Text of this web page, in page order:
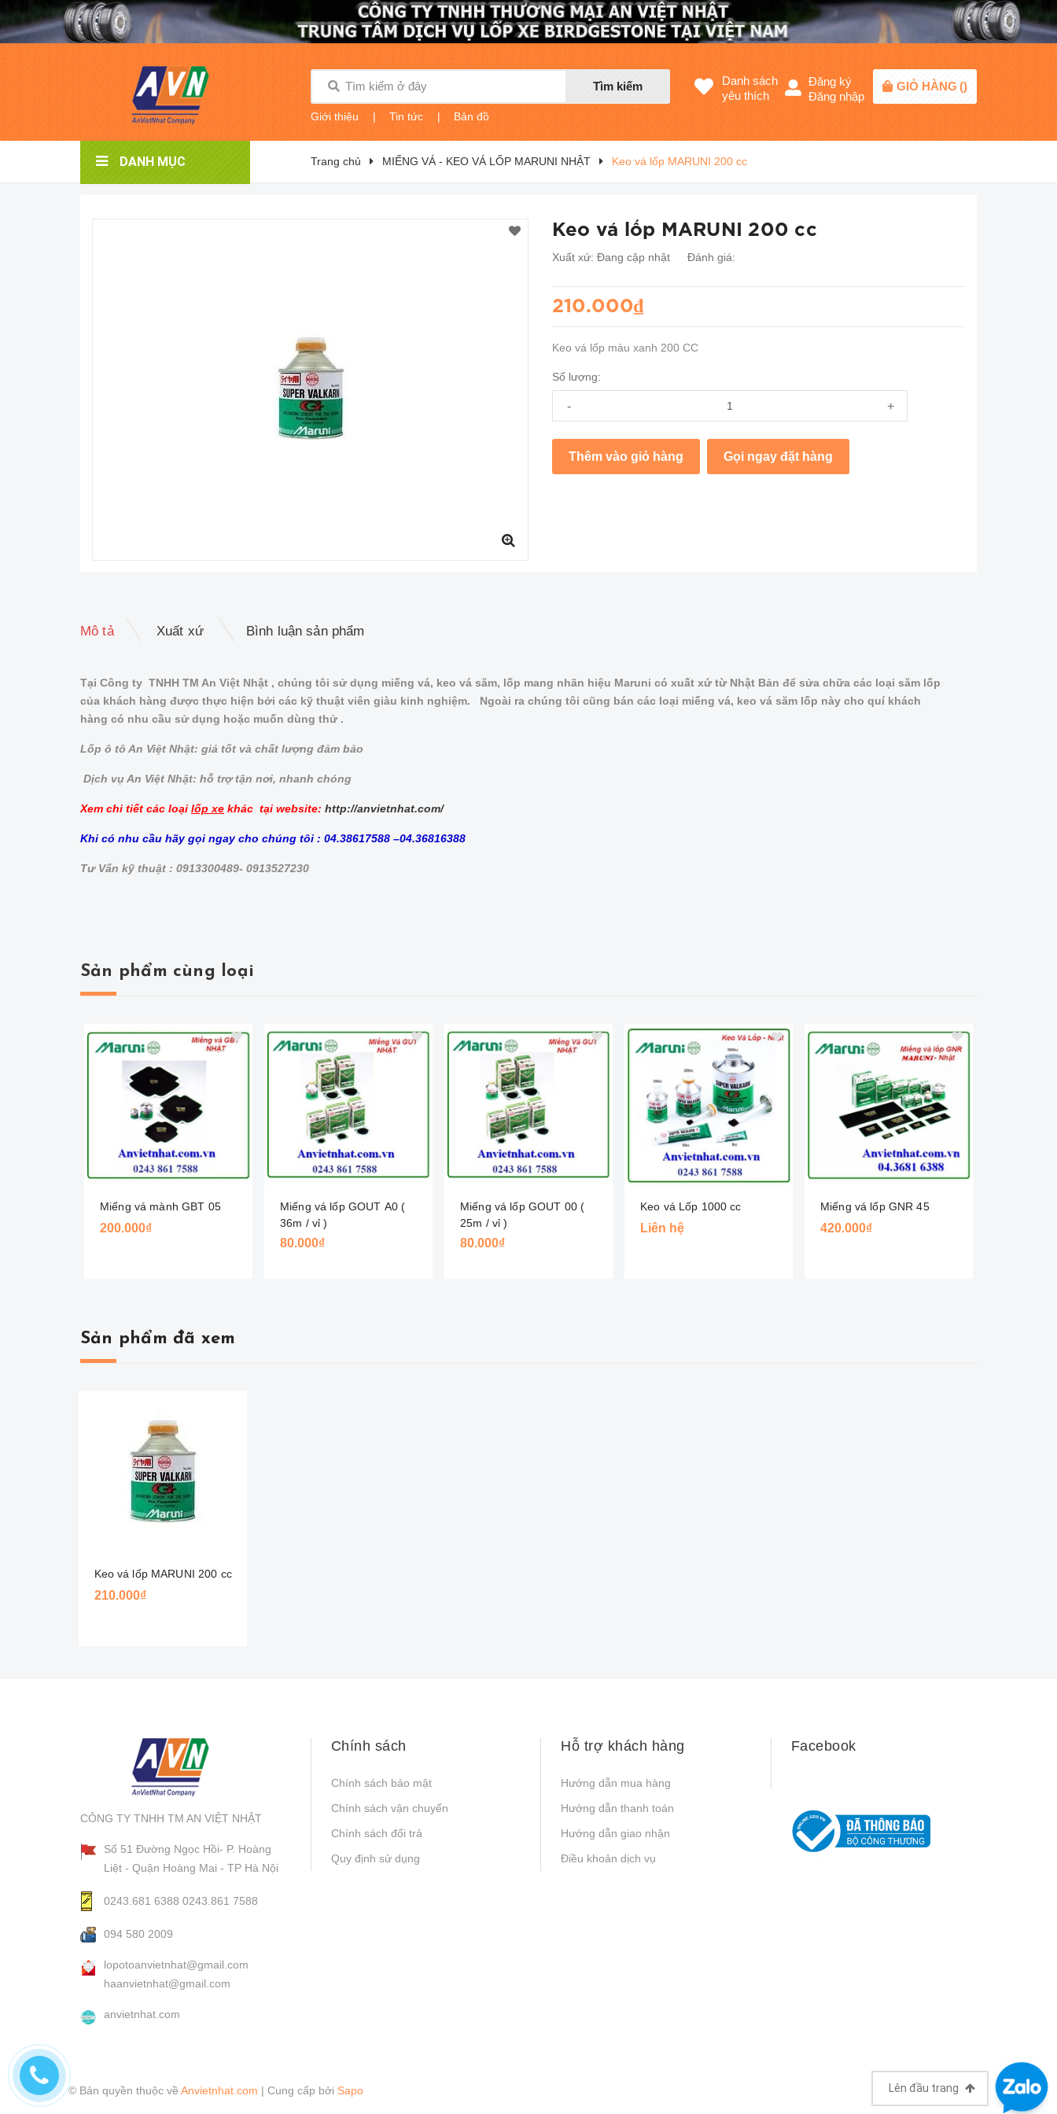
Tìm kiếm
Giới thiệu | Tin tức | Bản đồ
Danh sách
yêu thích
Đăng ký
Đăng nhập
GIỎ HÀNG ()
DANH MỤC Trang chủ MIẾNG VÁ - KEO VÁ LỐP MARUNI NHẬT Keo vá lốp MARUNI 200 cc
Keo vá lốp MARUNI 200 cc
Xuất xứ: Đang cập nhật Đánh giá:
210.000₫
Keo vá lốp màu xanh 200 CC
Số lượng:
- +
Thêm vào giỏ hàng Gọi ngay đặt hàng
Mô tả Xuất xứ Bình luận sản phẩm
Tại Công ty TNHH TM An Việt Nhật , chúng tôi sử dụng miếng vá, keo vá săm, lốp mang nhãn hiệu Maruni có xuất xứ từ Nhật Bản để sửa chữa các loại săm lốp
của khách hàng được thực hiện bởi các kỹ thuật viên giàu kinh nghiệm. Ngoài ra chúng tôi cũng bán các loại miếng vá, keo vá săm lốp này cho quí khách
hàng có nhu cầu sử dụng hoặc muốn dùng thử .
Lốp ô tô An Việt Nhật: giá tốt và chất lượng đảm bảo
Dịch vụ An Việt Nhật: hỗ trợ tận nơi, nhanh chóng
Xem chi tiết các loại lốp xe khác tại website: http://anvietnhat.com/
Khi có nhu cầu hãy gọi ngay cho chúng tôi : 04.38617588 –04.36816388
Tư Vấn kỹ thuật : 0913300489- 0913527230
Sản phẩm cùng loại
Miếng vá mành GBT 05
200.000₫
Miếng vá lốp GOUT A0 (
36m / vỉ )
80.000₫
Miếng vá lốp GOUT 00 (
25m / vỉ )
80.000₫
Keo vá Lốp 1000 cc
Liên hệ
Miếng vá lốp GNR 45
420.000₫
Sản phẩm đã xem
Keo vá lốp MARUNI 200 cc
210.000₫
CÔNG TY TNHH TM AN VIỆT NHẬT
Số 51 Đường Ngọc Hồi- P. Hoàng
Liệt - Quận Hoàng Mai - TP Hà Nội
0243.681 6388 0243.861 7588
094 580 2009
lopotoanvietnhat@gmail.com
haanvietnhat@gmail.com
anvietnhat.com
Chính sách
Chính sách bảo mật
Chính sách vận chuyển
Chính sách đổi trả
Quy định sử dụng
Hỗ trợ khách hàng
Hướng dẫn mua hàng
Hướng dẫn thanh toán
Hướng dẫn giao nhận
Điều khoản dịch vụ
Facebook
© Bản quyền thuộc về Anvietnhat.com | Cung cấp bởi Sapo Lên đầu trang